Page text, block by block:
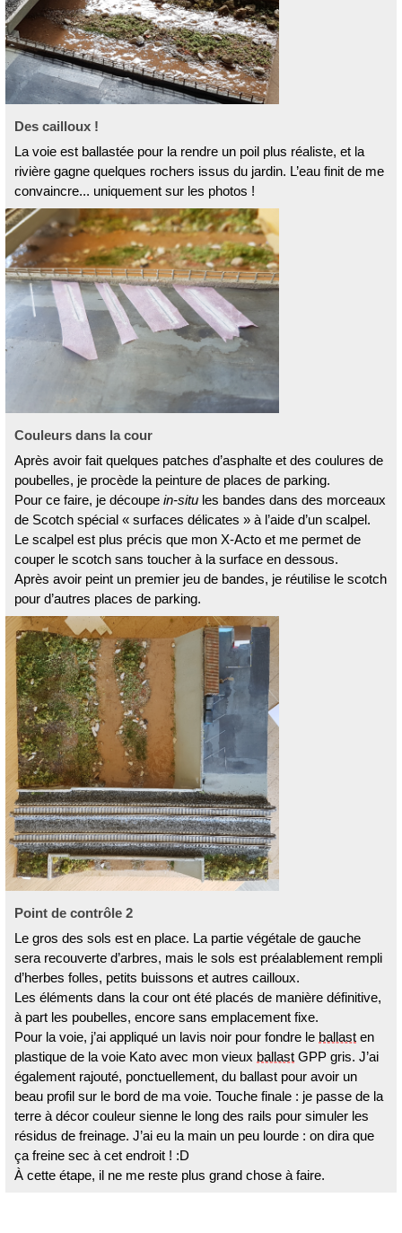
Des cailloux !
La voie est ballastée pour la rendre un poil plus réaliste, et la
rivière gagne quelques rochers issus du jardin. L’eau finit de me
convaincre... uniquement sur les photos !
Couleurs dans la cour
Après avoir fait quelques patches d’asphalte et des coulures de
poubelles, je procède la peinture de places de parking.
Pour ce faire, je découpe in-situ les bandes dans des morceaux
de Scotch spécial « surfaces délicates » à l’aide d’un scalpel.
Le scalpel est plus précis que mon X-Acto et me permet de
couper le scotch sans toucher à la surface en dessous.
Après avoir peint un premier jeu de bandes, je réutilise le scotch
pour d’autres places de parking.
Point de contrôle 2
Le gros des sols est en place. La partie végétale de gauche
sera recouverte d’arbres, mais le sols est préalablement rempli
d’herbes folles, petits buissons et autres cailloux.
Les éléments dans la cour ont été placés de manière définitive,
à part les poubelles, encore sans emplacement fixe.
Pour la voie, j’ai appliqué un lavis noir pour fondre le ballast en
plastique de la voie Kato avec mon vieux ballast GPP gris. J’ai
également rajouté, ponctuellement, du ballast pour avoir un
beau profil sur le bord de ma voie. Touche finale : je passe de la
terre à décor couleur sienne le long des rails pour simuler les
résidus de freinage. J’ai eu la main un peu lourde : on dira que
ça freine sec à cet endroit ! :D
À cette étape, il ne me reste plus grand chose à faire.